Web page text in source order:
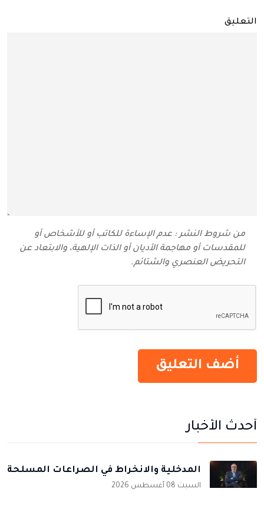
التعليق
من شروط النشر : عدم الإساءة للكاتب أو للأشخاص أو
للمقدسات أو مهاجمة الأديان أو الذات الإلهية، والابتعاد عن
التحريض العنصري والشتائم‬.
أحدث الأخبار
المدخلية والانخراط في الصراعات المسلحة
السبت 08 أغسطس 2026